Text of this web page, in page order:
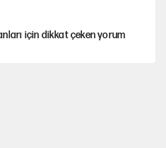
için dikkat çeken yorum